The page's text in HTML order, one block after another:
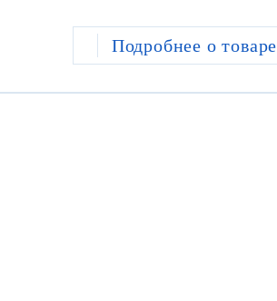
Подробнее о товаре